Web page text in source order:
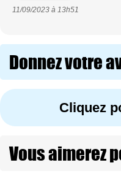
11/09/2023 à 13h51
Donnez votre
Cliquez
Vous aimerez